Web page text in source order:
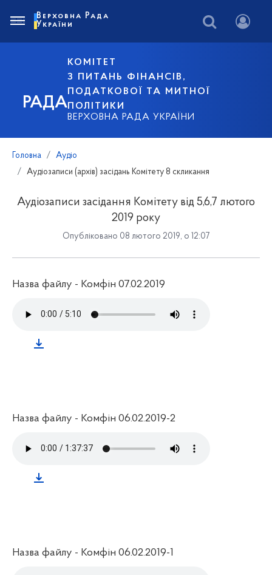
РАДА
КОМІТЕТ
З ПИТАНЬ ФІНАНСІВ,
ПОДАТКОВОЇ ТА МИТНОЇ
ПОЛІТИКИ
ВЕРХОВНА РАДА УКРАЇНИ
Верховна Рада
України
Головна
Аудіо
Аудіозаписи (архів) засідань Комітету 8 скликання
Аудіозаписи засідання Комітету від 5,6,7 лютого
2019 року
Опубліковано 08 лютого 2019, о 12:07
Назва файлу - Комфін 07.02.2019
Назва файлу - Комфін 06.02.2019-2
Назва файлу - Комфін 06.02.2019-1